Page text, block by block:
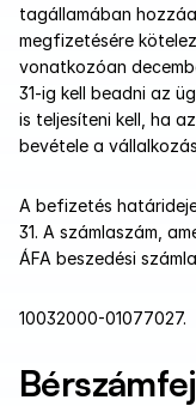
tagállamában
megfizetésére
vonatkozóan
31-ig kell beadni az
is teljesíteni kell, ha
bevétele a
A befizetés
31. A számlaszám,
ÁFA beszedési
10032000-01077027.